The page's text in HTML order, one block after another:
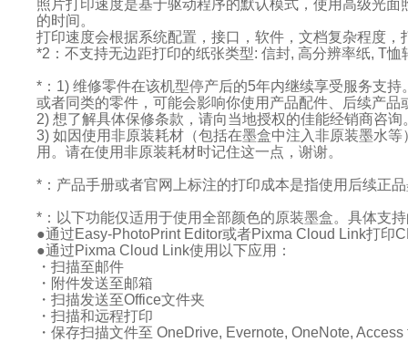
照片打印速度是基于驱动程序的默认模式，使用高级光
的时间。
打印速度会根据系统配置，接口，软件，文档复杂程度
*2：不支持无边距打印的纸张类型: 信封, 高分辨率纸, T恤
*：1) 维修零件在该机型停产后的5年内继续享受服务支
或者同类的零件，可能会影响你使用产品配件、后续产品
2) 想了解具体保修条款，请向当地授权的佳能经销商咨询
3) 如因使用非原装耗材（包括在墨盒中注入非原装墨水
用。请在使用非原装耗材时记住这一点，谢谢。
*：产品手册或者官网上标注的打印成本是指使用后续正
*：以下功能仅适用于使用全部颜色的原装墨盒。具体支
●通过Easy-PhotoPrint Editor或者Pixma Cloud Link打印
●通过Pixma Cloud Link使用以下应用：
・扫描至邮件
・附件发送至邮箱
・扫描发送至Office文件夹
・扫描和远程打印
・保存扫描文件至 OneDrive, Evernote, OneNote,